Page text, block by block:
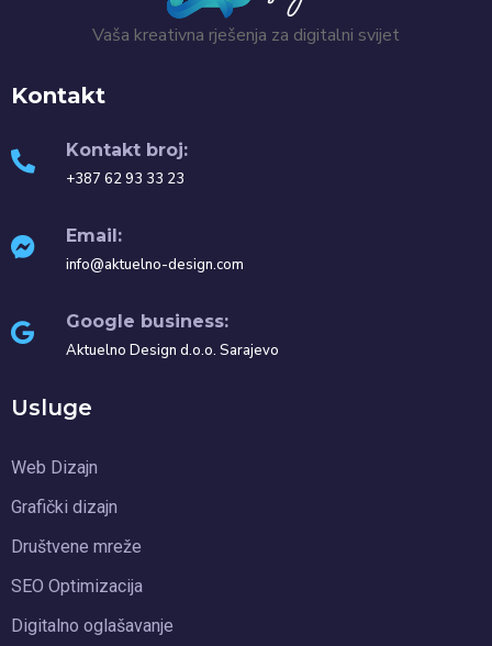
Vaša kreativna rješenja za digitalni svijet
Kontakt
Kontakt broj:
+387 62 93 33 23
Email:
info@aktuelno-design.com
Google business:
Aktuelno Design d.o.o. Sarajevo
Usluge
Web Dizajn
Grafički dizajn
Društvene mreže
SEO Optimizacija
Digitalno oglašavanje